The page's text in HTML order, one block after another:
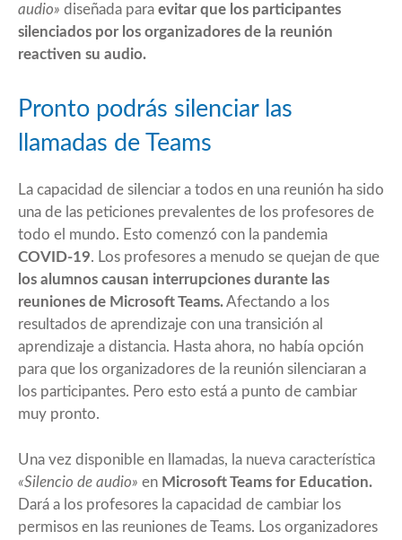
audio» diseñada para evitar que los participantes
silenciados por los organizadores de la reunión
reactiven su audio.
Pronto podrás silenciar las
llamadas de Teams
La capacidad de silenciar a todos en una reunión ha sido
una de las peticiones prevalentes de los profesores de
todo el mundo. Esto comenzó con la pandemia
COVID-19. Los profesores a menudo se quejan de que
los alumnos causan interrupciones durante las
reuniones de Microsoft Teams.Afectando a los
resultados de aprendizaje con una transición al
aprendizaje a distancia. Hasta ahora, no había opción
para que los organizadores de la reunión silenciaran a
los participantes. Pero esto está a punto de cambiar
muy pronto.
Una vez disponible en llamadas, la nueva característica
«Silencio de audio» en Microsoft Teams for Education.
Dará a los profesores la capacidad de cambiar los
permisos en las reuniones de Teams. Los organizadores